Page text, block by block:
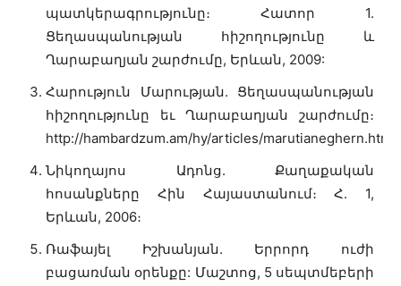
պատկերագրությունը։ Հատոր 1.
Ցեղասպանու­թյան հիշողությունը և
Ղարաբաղյան շարժումը, Երևան, 2009:
Հարություն Մարության. Ցեղասպանության
հիշողությունը եւ Ղարաբաղյան շարժումը։
http://hambardzum.am/hy/articles/marutianeghern.html
Նիկողայոս Ադոնց. Քաղաքական
հոսանքները Հին Հայաստանում։ Հ․ 1,
Երևան, 2006։
Ռաֆայել Իշխանյան. Երրորդ ուժի
բացառման օրենքը: Մաշտոց, 5 սեպտմեբերի